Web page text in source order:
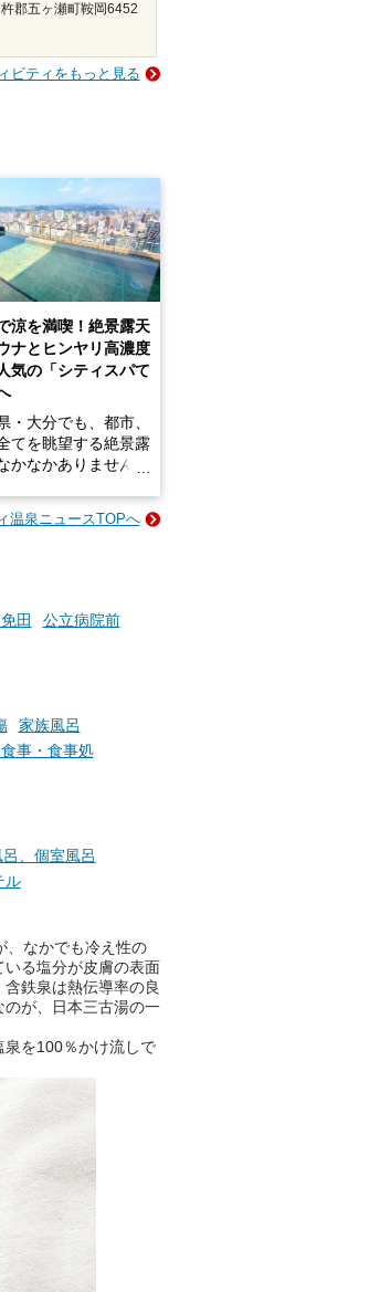
郡五ヶ瀬町鞍岡6452
ビティをもっと見る
涼を満喫！絶景露天
ナとヒンヤリ高濃度
気の「シティスパて
・大分でも、都市、
てを眺望する絶景露
かなかありません。
「シティスパてんく
いう圧倒的な開放感
ば、まさに気分は天
ここはこの夏ぜひと
都市の避暑地です！
てきたのでレポート
向けの大分駅徒歩圏
ください！
分県【PR】
温泉ニュースTOPへ
田
公立病院前
家族風呂
事・食事処
、個室風呂
ル
、なかでも冷え性の
る塩分が皮膚の表面
鉄泉は熱伝導率の良
が、日本三古湯の一
を100％かけ流しで